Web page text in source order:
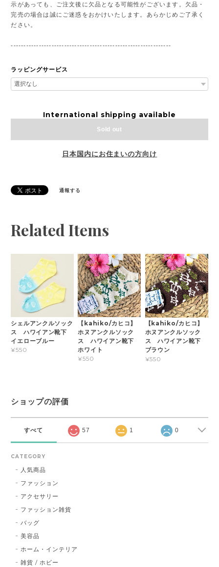
示があっても、ご注文後に欠品となる可能性がございます。欠品・
完売の場合は誠にご迷惑をおかけいたします。あらかじめご了承く
ださい。
---------------------------------------------------------------
ラッピングサービス
International shipping available
Sold out
日本国内にお住まいの方向け
通報する
Related Items
シェルアンクルソック
ス ハワイアン靴下
イエローブルー
¥550
【kahiko/カヒコ】
ホヌアンクルソック
ス ハワイアン靴下
ホワイト
¥550
【kahiko/カヒコ】
ホヌアンクルソック
ス ハワイアン靴下
ブラウン
¥550
ショップの評価
すべて 57 1 0
CATEGORY
人気商品
ファッション
アクセサリー
ファッション雑貨
バッグ
美容品
ホーム・インテリア
雑貨 / ホビー